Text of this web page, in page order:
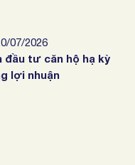
07/2026
đầu tư căn hộ hạ kỳ
lợi nhuận